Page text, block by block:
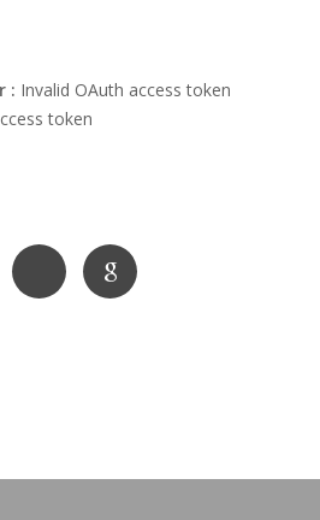
: Invalid OAuth access token
token